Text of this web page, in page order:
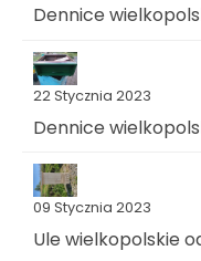
Dennice
22 Stycznia 2023
Dennice
09 Stycznia 2023
Ule wielkopolskie